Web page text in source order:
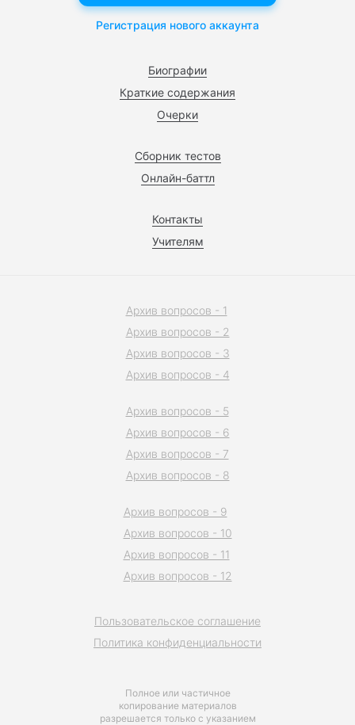
Биографии
Краткие содержания
Очерки
Сборник тестов
Онлайн-баттл
Контакты
Учителям
Регистрация нового аккаунта
Полное или частичное
копирование материалов
разрешается только с указанием
Пользовательское соглашение
Политика конфиденциальности
Архив вопросов - 1
Архив вопросов - 2
Архив вопросов - 3
Архив вопросов - 4
Архив вопросов - 5
Архив вопросов - 6
Архив вопросов - 7
Архив вопросов - 8
Архив вопросов - 9
Архив вопросов - 10
Архив вопросов - 11
Архив вопросов - 12